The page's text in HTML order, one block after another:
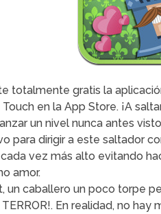
totalmente gratis la
en la App Store. ¡A
un nivel nunca antes
para dirigir a este saltador
vez más alto evitando
amor.
un caballero un poco torpe
TERROR!. En realidad, no